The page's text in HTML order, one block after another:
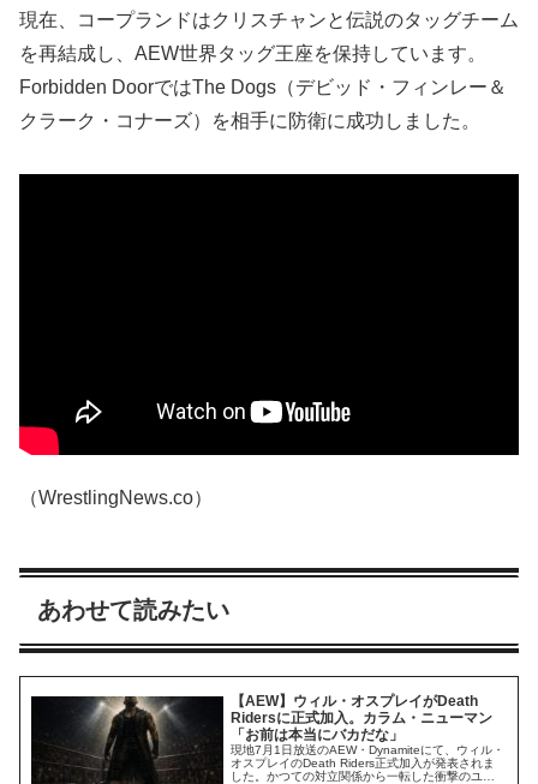
現在、コープランドはクリスチャンと伝説のタッグチーム
を再結成し、AEW世界タッグ王座を保持しています。
Forbidden DoorではThe Dogs（デビッド・フィンレー＆
クラーク・コナーズ）を相手に防衛に成功しました。
（WrestlingNews.co）
あわせて読みたい
【AEW】ウィル・オスプレイがDeath
Ridersに正式加入。カラム・ニューマン
「お前は本当にバカだな」
現地7月1日放送のAEW・Dynamiteにて、ウィル・
オスプレイのDeath Riders正式加入が発表されま
した。かつての対立関係から一転した衝撃のユニ